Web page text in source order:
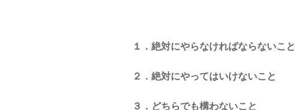
１．絶対にやらなければならないこと
２．絶対にやってはいけないこと
３．どちらでも構わないこと